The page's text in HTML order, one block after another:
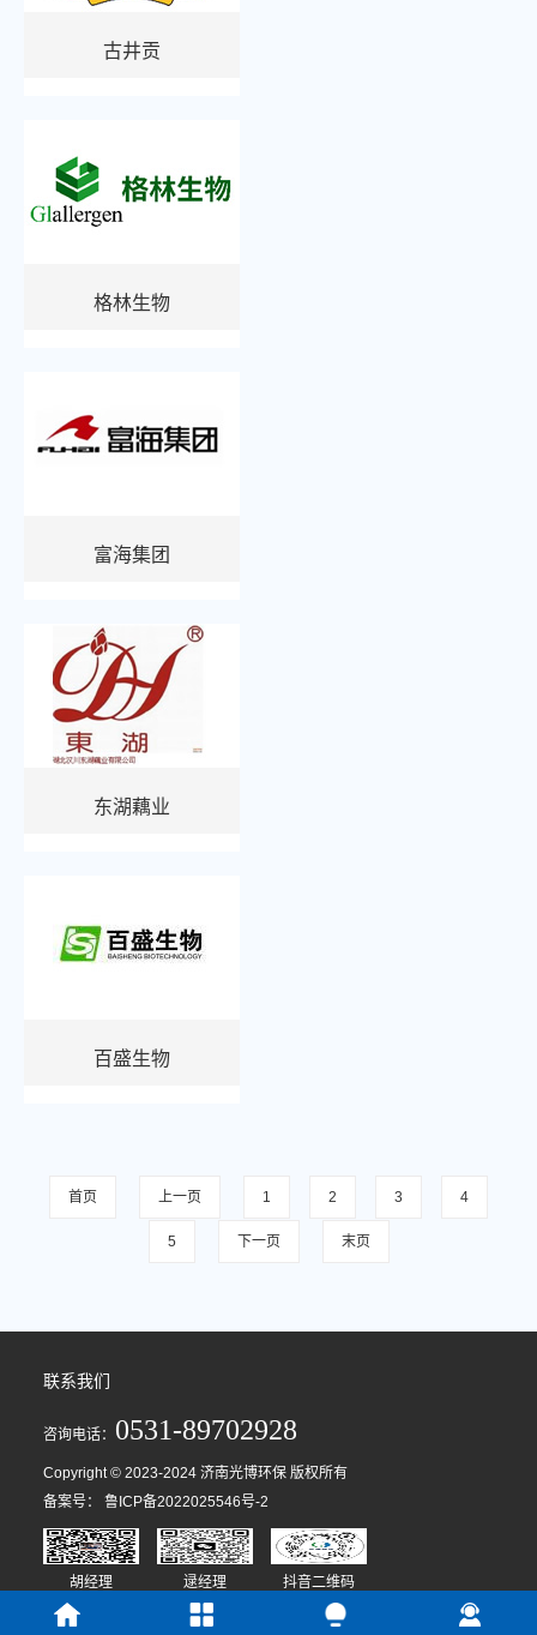
古井贡
格林生物
富海集团
东湖藕业
百盛生物
首页 上一页 1 2 3 4
5 下一页 末页
联系我们
咨询电话： 0531-89702928
Copyright © 2023-2024 济南光博环保 版权所有
备案号：鲁ICP备2022025546号-2
胡经理 逯经理 抖音二维码